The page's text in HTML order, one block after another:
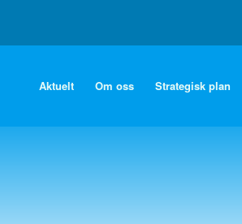
Aktuelt Om oss Strategisk plan